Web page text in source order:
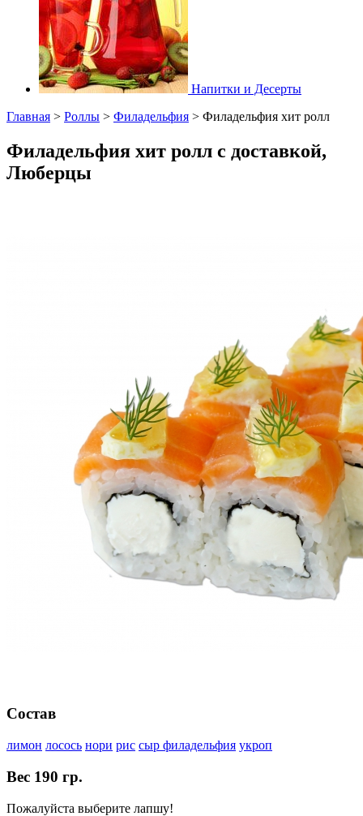
Напитки и Десерты
Главная > Роллы > Филадельфия > Филадельфия хит ролл
Филадельфия хит ролл с доставкой,
Люберцы
Состав
лимон лосось нори рис сыр филадельфия укроп
Вес 190 гр.
Пожалуйста выберите лапшу!